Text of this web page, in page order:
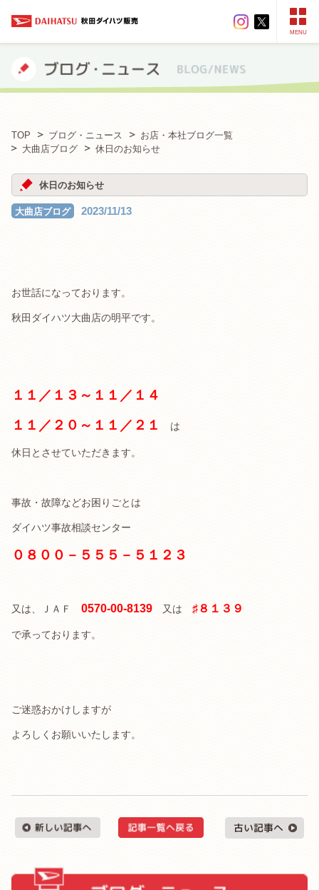
MENU
TOP ブログ・ニュース
お店・本社ブログ一覧
大曲店ブログ
休日のお知らせ
休日のお知らせ
大曲店ブログ 2023/11/13
お世話になっております。
秋田ダイハツ大曲店の明平です。
１１／１３～１１／１４
１１／２０～１１／２１
は
休日とさせていただきます。
事故・故障などお困りごとは
ダイハツ事故相談センター
０８００－５５５－５１２３
又は、ＪＡＦ 0570-00-8139 又は ♯８１３９
で承っております。
ご迷惑おかけしますが
よろしくお願いいたします。